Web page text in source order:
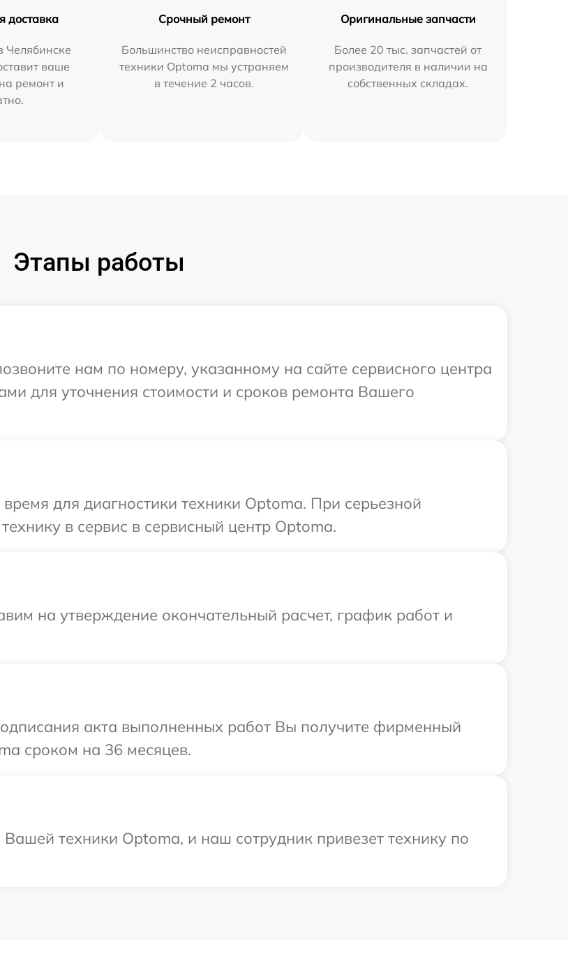
доставка
Челябинске
ваше
ремонт и
Срочный ремонт
Большинство неисправностей
техники Optoma мы устраняем
в течение 2 часов.
Оригинальные запчасти
Более 20 тыс. запчастей от
производителя в наличии на
собственных складах.
Этапы работы
нам по номеру, указанному на сайте сервисного центра
для уточнения стоимости и сроков ремонта Вашего
для диагностики техники Optoma. При серьезной
в сервис в сервисный центр Optoma.
на утверждение окончательный расчет, график работ и
акта выполненных работ Вы получите фирменный
сроком на 36 месяцев.
техники Optoma, и наш сотрудник привезет технику по